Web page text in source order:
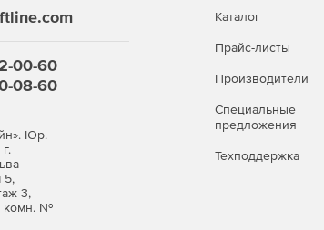
00-60
08-60
Юр.
5,
3,
комн. №
Каталог
Прайс-листы
Производители
Специальные
предложения
Техподдержка